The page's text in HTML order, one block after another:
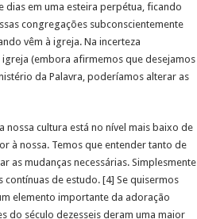
em uma esteira perpétua, ficando
congregações subconscientemente
vêm à igreja. Na incerteza
(embora afirmemos que desejamos
da Palavra, poderíamos alterar as
cultura está no nível mais baixo de
à nossa. Temos que entender tanto de
as mudanças necessárias. Simplesmente
de estudo. [4] Se quisermos
elemento importante da adoração
do século dezesseis deram uma maior